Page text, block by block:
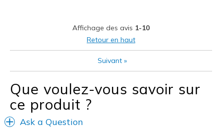
Feels half size too big
Affichage des avis 1-10
Retour en haut
Suivant »
Que voulez-vous savoir sur
ce produit ?
Ask a Question